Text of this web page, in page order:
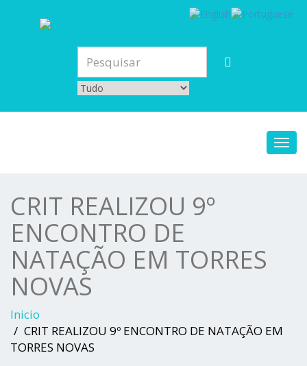
CRIT REALIZOU 9º
ENCONTRO DE
NATAÇÃO EM TORRES
NOVAS
Inicio
CRIT REALIZOU 9º ENCONTRO DE NATAÇÃO EM
TORRES NOVAS